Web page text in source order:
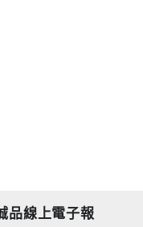
品線上電子報